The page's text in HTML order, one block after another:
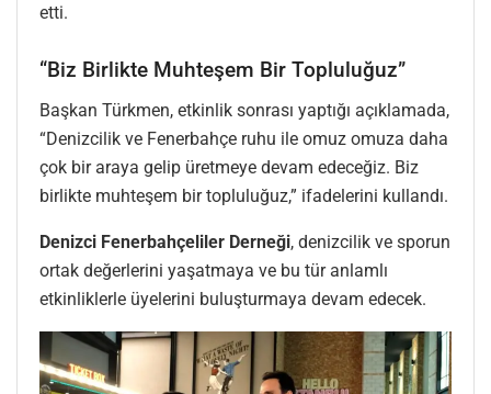
etti.
“Biz Birlikte Muhteşem Bir Topluluğuz”
Başkan Türkmen, etkinlik sonrası yaptığı açıklamada,
“Denizcilik ve Fenerbahçe ruhu ile omuz omuza daha
çok bir araya gelip üretmeye devam edeceğiz. Biz
birlikte muhteşem bir topluluğuz,” ifadelerini kullandı.
Denizci Fenerbahçeliler Derneği, denizcilik ve sporun
ortak değerlerini yaşatmaya ve bu tür anlamlı
etkinliklerle üyelerini buluşturmaya devam edecek.